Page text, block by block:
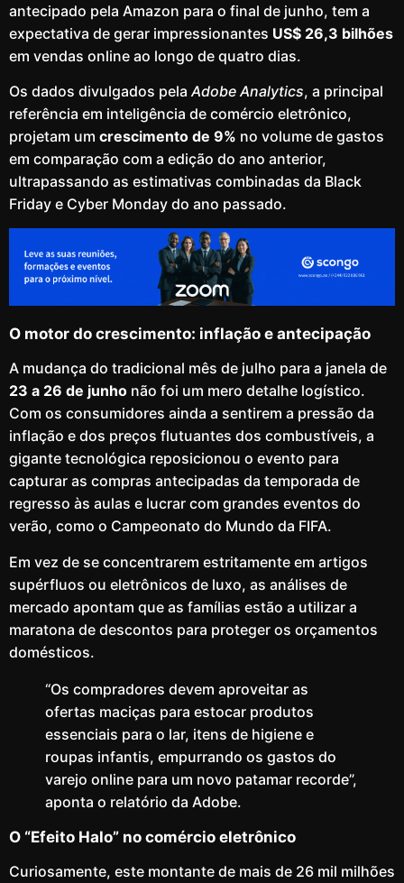
antecipado pela Amazon para o final de junho, tem a
expectativa de gerar impressionantes US$ 26,3 bilhões
em vendas online ao longo de quatro dias.
Os dados divulgados pela Adobe Analytics, a principal
referência em inteligência de comércio eletrônico,
projetam um crescimento de 9% no volume de gastos
em comparação com a edição do ano anterior,
ultrapassando as estimativas combinadas da Black
Friday e Cyber Monday do ano passado.
O motor do crescimento: inflação e antecipação
A mudança do tradicional mês de julho para a janela de
23 a 26 de junho não foi um mero detalhe logístico.
Com os consumidores ainda a sentirem a pressão da
inflação e dos preços flutuantes dos combustíveis, a
gigante tecnológica reposicionou o evento para
capturar as compras antecipadas da temporada de
regresso às aulas e lucrar com grandes eventos do
verão, como o Campeonato do Mundo da FIFA.
Em vez de se concentrarem estritamente em artigos
supérfluos ou eletrônicos de luxo, as análises de
mercado apontam que as famílias estão a utilizar a
maratona de descontos para proteger os orçamentos
domésticos.
“Os compradores devem aproveitar as
ofertas maciças para estocar produtos
essenciais para o lar, itens de higiene e
roupas infantis, empurrando os gastos do
varejo online para um novo patamar recorde”,
aponta o relatório da Adobe.
O “Efeito Halo” no comércio eletrônico
Curiosamente, este montante de mais de 26 mil milhões